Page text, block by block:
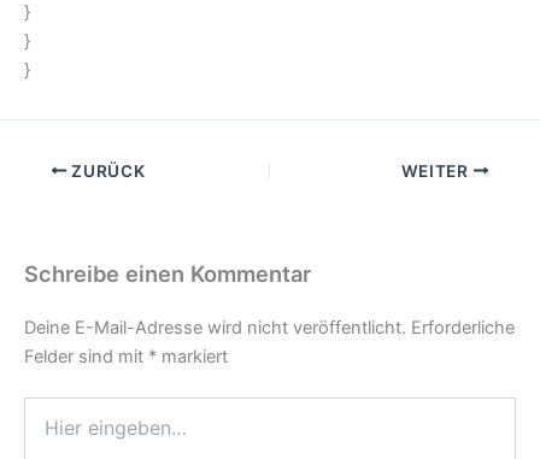
}
}
}
ZURÜCK WEITER
Schreibe einen Kommentar
Deine E-Mail-Adresse wird nicht veröffentlicht. Erforderliche
Felder sind mit * markiert
eingeben…